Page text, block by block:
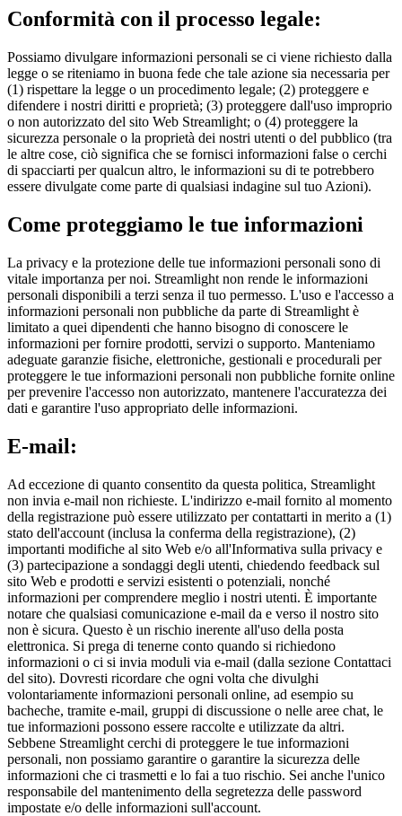
Conformità con il processo legale:
Possiamo divulgare informazioni personali se ci viene richiesto dalla
legge o se riteniamo in buona fede che tale azione sia necessaria per
(1) rispettare la legge o un procedimento legale; (2) proteggere e
difendere i nostri diritti e proprietà; (3) proteggere dall'uso improprio
o non autorizzato del sito Web Streamlight; o (4) proteggere la
sicurezza personale o la proprietà dei nostri utenti o del pubblico (tra
le altre cose, ciò significa che se fornisci informazioni false o cerchi
di spacciarti per qualcun altro, le informazioni su di te potrebbero
essere divulgate come parte di qualsiasi indagine sul tuo Azioni).
Come proteggiamo le tue informazioni
La privacy e la protezione delle tue informazioni personali sono di
vitale importanza per noi. Streamlight non rende le informazioni
personali disponibili a terzi senza il tuo permesso. L'uso e l'accesso a
informazioni personali non pubbliche da parte di Streamlight è
limitato a quei dipendenti che hanno bisogno di conoscere le
informazioni per fornire prodotti, servizi o supporto. Manteniamo
adeguate garanzie fisiche, elettroniche, gestionali e procedurali per
proteggere le tue informazioni personali non pubbliche fornite online
per prevenire l'accesso non autorizzato, mantenere l'accuratezza dei
dati e garantire l'uso appropriato delle informazioni.
E-mail:
Ad eccezione di quanto consentito da questa politica, Streamlight
non invia e-mail non richieste. L'indirizzo e-mail fornito al momento
della registrazione può essere utilizzato per contattarti in merito a (1)
stato dell'account (inclusa la conferma della registrazione), (2)
importanti modifiche al sito Web e/o all'Informativa sulla privacy e
(3) partecipazione a sondaggi degli utenti, chiedendo feedback sul
sito Web e prodotti e servizi esistenti o potenziali, nonché
informazioni per comprendere meglio i nostri utenti. È importante
notare che qualsiasi comunicazione e-mail da e verso il nostro sito
non è sicura. Questo è un rischio inerente all'uso della posta
elettronica. Si prega di tenerne conto quando si richiedono
informazioni o ci si invia moduli via e-mail (dalla sezione Contattaci
del sito). Dovresti ricordare che ogni volta che divulghi
volontariamente informazioni personali online, ad esempio su
bacheche, tramite e-mail, gruppi di discussione o nelle aree chat, le
tue informazioni possono essere raccolte e utilizzate da altri.
Sebbene Streamlight cerchi di proteggere le tue informazioni
personali, non possiamo garantire o garantire la sicurezza delle
informazioni che ci trasmetti e lo fai a tuo rischio. Sei anche l'unico
responsabile del mantenimento della segretezza delle password
impostate e/o delle informazioni sull'account.